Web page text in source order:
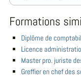
Formations
Diplôme de
Licence
Master pro. juriste
Greffier en chef des